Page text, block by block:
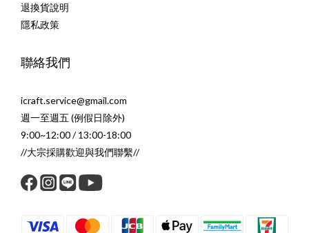
退換貨說明
隱私政策
聯絡我們
icraft.service@gmail.com
週一至週五 (例假日除外)
9:00~12:00 / 13:00-18:00
//大宗採購歡迎與我們聯繫//